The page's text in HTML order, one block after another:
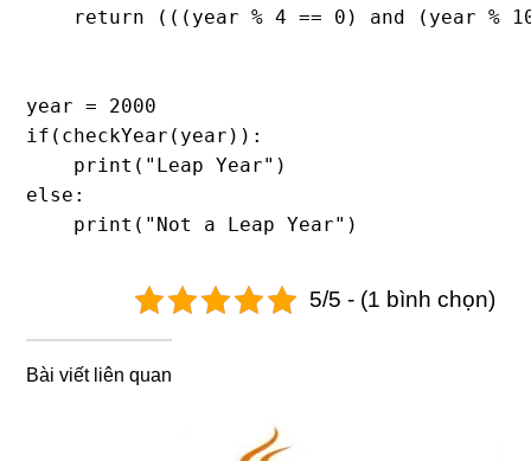
return (((year % 4 == 0) and (year %
year = 2000
if(checkYear(year)):
    print("Leap Year")
else:
    print("Not a Leap Year")
5/5 - (1 bình chọn)
Bài viết liên quan